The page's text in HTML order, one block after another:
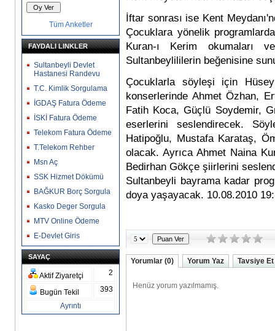
Tüm Anketler
FAYDALI LINKLER
Sultanbeyli Devlet
Hastanesi Randevu
T.C. Kimlik Sorgulama
İGDAŞ Fatura Ödeme
İSKİ Fatura Ödeme
Telekom Fatura Ödeme
T.Telekom Rehber
Msn Aç
SSK Hizmet Dökümü
BAĞKUR Borç Sorgula
Kasko Deger Sorgula
MTV Online Ödeme
E-Devlet Giris
SAYAÇ
Aktif Ziyaretçi 2
Bugün Tekil
393
Ayrıntı
İftar sonrası ise Kent
Çocuklara yönelik
Kuran-ı Kerim okumaları
Sultanbeylililerin beğenisine
Çocuklarla söyleşi için
konserlerinde Ahmet Özhan,
Fatih Koca, Güçlü Soydemir,
eserlerini seslendirecek.
Hatipoğlu, Mustafa Karataş,
olacak. Ayrıca Ahmet Naina
Bedirhan Gökçe şiirlerini
Sultanbeyli bayrama kadar
doya yaşayacak. 10.08.2010
Yorumlar (0) Yorum Yaz Tavsiye Et